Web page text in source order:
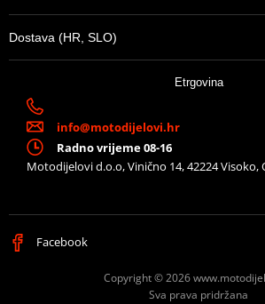
Dostava (HR, SLO)
Etrgovina
info@motodijelovi.hr
Radno vrijeme 08-16
Motodijelovi d.o.o, Vinično 14, 42224 Visoko,
Facebook
Copyright © 2026
Sva prava pridržana